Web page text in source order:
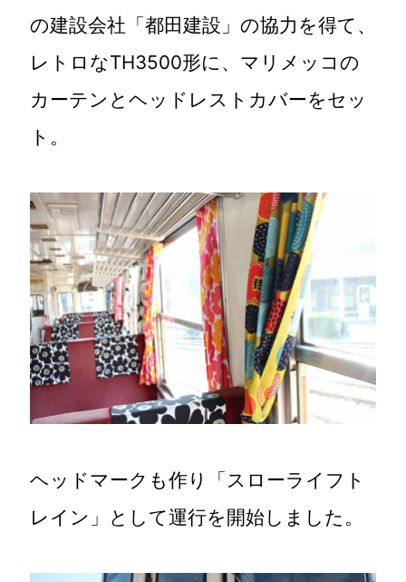
の建設会社「都田建設」の協力を得て、
レトロなTH3500形に、マリメッコの
カーテンとヘッドレストカバーをセッ
ト。
ヘッドマークも作り「スローライフト
レイン」として運行を開始しました。